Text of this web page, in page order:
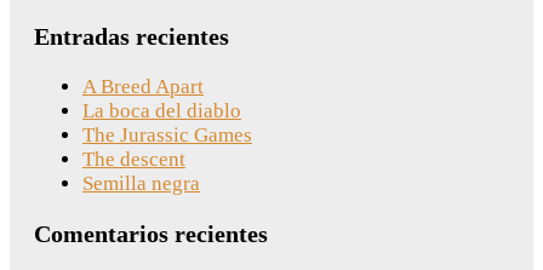
Entradas recientes
A Breed Apart
La boca del diablo
The Jurassic Games
The descent
Semilla negra
Comentarios recientes